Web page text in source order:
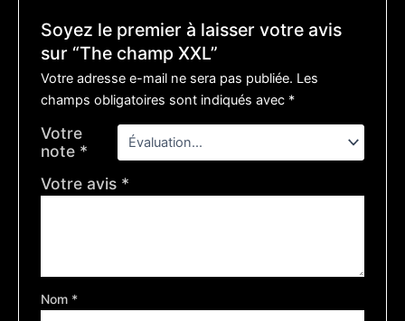
Soyez le premier à laisser votre avis
sur “The champ XXL”
Votre adresse e-mail ne sera pas publiée. Les
champs obligatoires sont indiqués avec *
Votre
note *
Votre avis *
Nom *